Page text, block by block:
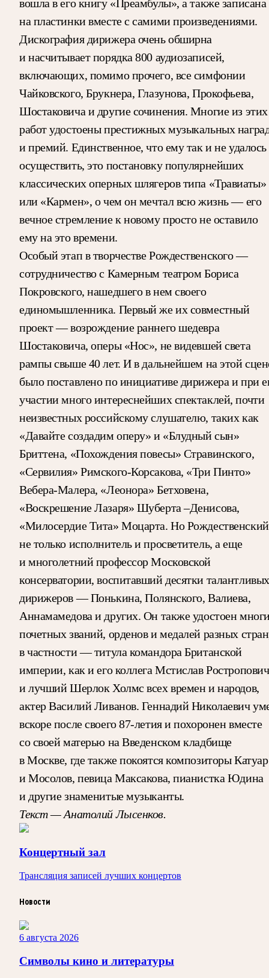
вошла в его книгу «Преамбулы», а также записана
на пластинки вместе с самими произведениями.
Дискография дирижера очень обширна
и насчитывает порядка 800 аудиозаписей,
включающих, помимо прочего, все симфонии
Чайковского, Брукнера, Глазунова, Прокофьева,
Шостаковича и другие сочинения. Многие из этих
работ удостоены престижных музыкальных
и премий. Единственное, что ему так и не удалось
осуществить, это постановку популярнейших
классических оперных шлягеров типа «Травиаты»
или «Кармен», о чем он мечтал всю жизнь — его
вечное стремление к новому просто не оставило
ему на это времени.
Особый этап в творчестве Рождественского —
сотрудничество с Камерным театром Бориса
Покровского, нашедшего в нем своего
единомышленника. Первый же их совместный
проект — возрождение раннего шедевра
Шостаковича, оперы «Нос», не видевшей света
рампы свыше 40 лет. И в дальнейшем на этой
было поставлено по инициативе дирижера и при
участии много интереснейших спектаклей, почти
неизвестных российскому слушателю, таких как
«Давайте создадим оперу» и «Блудный сын»
Бриттена, «Похождения повесы» Стравинского,
«Сервилия» Римского-Корсакова, «Три Пинто»
Вебера-Малера, «Леонора» Бетховена,
«Воскрешение Лазаря» Шуберта –Денисова,
«Милосердие Тита» Моцарта. Но Рождественский
не только исполнитель и просветитель, а еще
и многолетний профессор Московской
консерватории, воспитавший десятки талантливых
дирижеров — Понькина, Полянского, Валиева,
Аннамамедова и других. Он также удостоен
почетных званий, орденов и медалей разных
в частности — титула командора Британской
империи, как и его коллега Мстислав Ростропович
и лучший Шерлок Холмс всех времен и народов,
актер Василий Ливанов. Геннадий Николаевич
вскоре после своего 87-летия и похоронен вместе
со своей матерью на Введенском кладбище
в Москве, где также покоятся композиторы Катуар
и Мосолов, певица Максакова, пианистка Юдина
и другие знаменитые музыканты.
Текст — Анатолий Лысенков.
Концертный зал
Трансляция записей лучших концертов
Новости
6 августа 2026
Символы кино и литературы